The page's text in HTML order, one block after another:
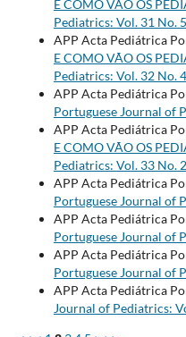
E COMO VÃO OS
Pediatrics: Vol. 31 No.
APP Acta Pediátrica
E COMO VÃO OS
Pediatrics: Vol. 32 No.
APP Acta Pediátrica
Portuguese Journal of
APP Acta Pediátrica
E COMO VÃO OS
Pediatrics: Vol. 33 No.
APP Acta Pediátrica
Portuguese Journal of
APP Acta Pediátrica
Portuguese Journal of
APP Acta Pediátrica
Portuguese Journal of
APP Acta Pediátrica
Journal of Pediatrics: